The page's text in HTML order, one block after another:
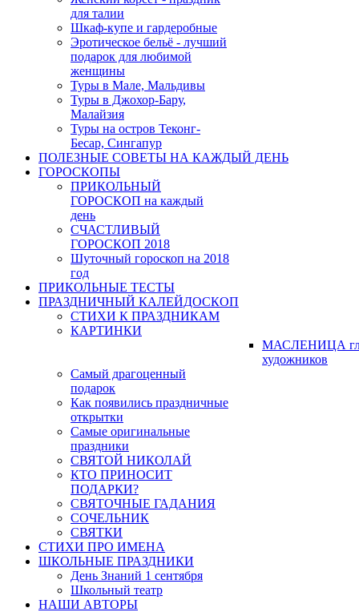
для талии
Шкаф-купе и гардеробные
Эротическое бельё - лучший
подарок для любимой
женщины
Туры в Мале, Мальдивы
Туры в Джохор-Бару,
Малайзия
Туры на остров Теконг-
Бесар, Сингапур
ПОЛЕЗНЫЕ СОВЕТЫ НА КАЖДЫЙ ДЕНЬ
ГОРОСКОПЫ
ПРИКОЛЬНЫЙ
ГОРОСКОП на каждый
день
СЧАСТЛИВЫЙ
ГОРОСКОП 2018
Шуточный гороскоп на 2018
год
ПРИКОЛЬНЫЕ ТЕСТЫ
ПРАЗДНИЧНЫЙ КАЛЕЙДОСКОП
СТИХИ К ПРАЗДНИКАМ
КАРТИНКИ
МАСЛЕНИЦА
художников
Самый драгоценный
подарок
Как появились праздничные
открытки
Самые оригинальные
праздники
СВЯТОЙ НИКОЛАЙ
КТО ПРИНОСИТ
ПОДАРКИ?
СВЯТОЧНЫЕ ГАДАНИЯ
СОЧЕЛЬНИК
СВЯТКИ
СТИХИ ПРО ИМЕНА
ШКОЛЬНЫЕ ПРАЗДНИКИ
День Знаний 1 сентября
Школьный театр
НАШИ АВТОРЫ